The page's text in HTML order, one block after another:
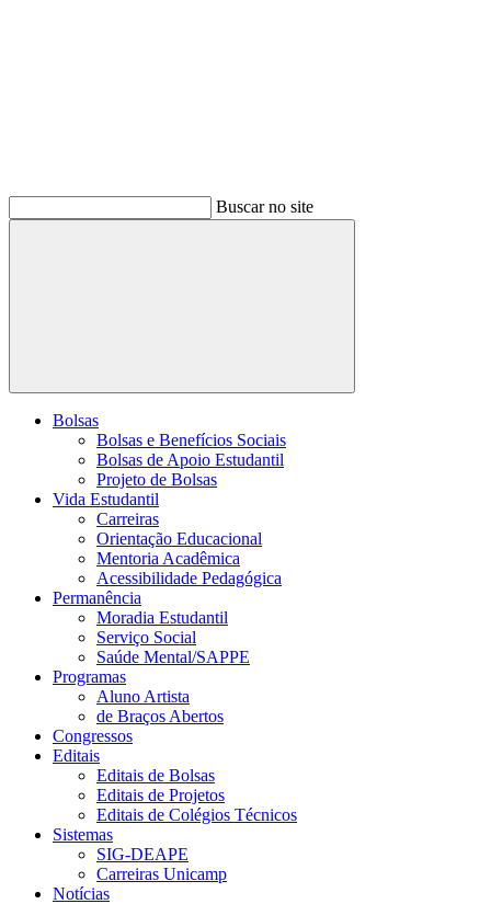
Buscar no site
Buscar
Bolsas
Bolsas e Benefícios Sociais
Bolsas de Apoio Estudantil
Projeto de Bolsas
Vida Estudantil
Carreiras
Orientação Educacional
Mentoria Acadêmica
Acessibilidade Pedagógica
Permanência
Moradia Estudantil
Serviço Social
Saúde Mental/SAPPE
Programas
Aluno Artista
de Braços Abertos
Congressos
Editais
Editais de Bolsas
Editais de Projetos
Editais de Colégios Técnicos
Sistemas
SIG-DEAPE
Carreiras Unicamp
Notícias